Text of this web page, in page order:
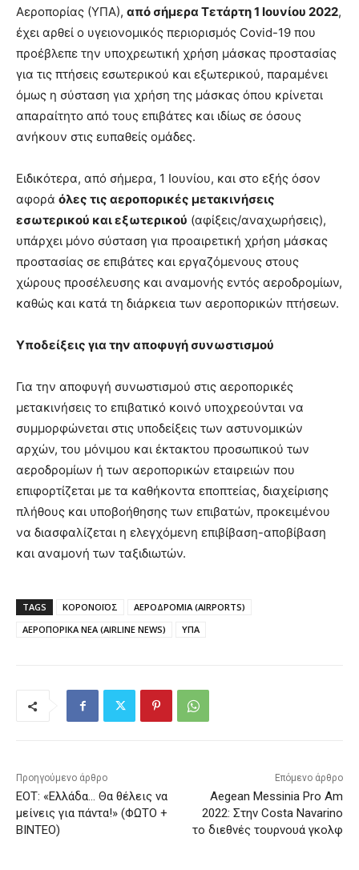
Αεροπορίας (ΥΠΑ), από σήμερα Τετάρτη 1 Ιουνίου 2022,
έχει αρθεί ο υγειονομικός περιορισμός Covid-19 που
προέβλεπε την υποχρεωτική χρήση μάσκας προστασίας
για τις πτήσεις εσωτερικού και εξωτερικού, παραμένει
όμως η σύσταση για χρήση της μάσκας όπου κρίνεται
απαραίτητο από τους επιβάτες και ιδίως σε όσους
ανήκουν στις ευπαθείς ομάδες.
Ειδικότερα, από σήμερα, 1 Ιουνίου, και στο εξής όσον
αφορά όλες τις αεροπορικές μετακινήσεις
εσωτερικού και εξωτερικού (αφίξεις/αναχωρήσεις),
υπάρχει μόνο σύσταση για προαιρετική χρήση μάσκας
προστασίας σε επιβάτες και εργαζόμενους στους
χώρους προσέλευσης και αναμονής εντός αεροδρομίων,
καθώς και κατά τη διάρκεια των αεροπορικών πτήσεων.
Υποδείξεις για την αποφυγή συνωστισμού
Για την αποφυγή συνωστισμού στις αεροπορικές
μετακινήσεις το επιβατικό κοινό υποχρεούνται να
συμμορφώνεται στις υποδείξεις των αστυνομικών
αρχών, του μόνιμου και έκτακτου προσωπικού των
αεροδρομίων ή των αεροπορικών εταιρειών που
επιφορτίζεται με τα καθήκοντα εποπτείας, διαχείρισης
πλήθους και υποβοήθησης των επιβατών, προκειμένου
να διασφαλίζεται η ελεγχόμενη επιβίβαση-αποβίβαση
και αναμονή των ταξιδιωτών.
TAGS ΚΟΡΟΝΟΪΟΣ
ΑΕΡΟΔΡΟΜΙΑ (AIRPORTS)
ΑΕΡΟΠΟΡΙΚΑ ΝΕΑ (AIRLINE NEWS)
ΥΠΑ
Προηγούμενο άρθρο
ΕΟΤ: «Ελλάδα… Θα θέλεις να
μείνεις για πάντα!» (ΦΩΤΟ +
ΒΙΝΤΕΟ)
Επόμενο άρθρο
Aegean Messinia Pro Am
2022: Στην Costa Navarino
το διεθνές τουρνουά γκολφ